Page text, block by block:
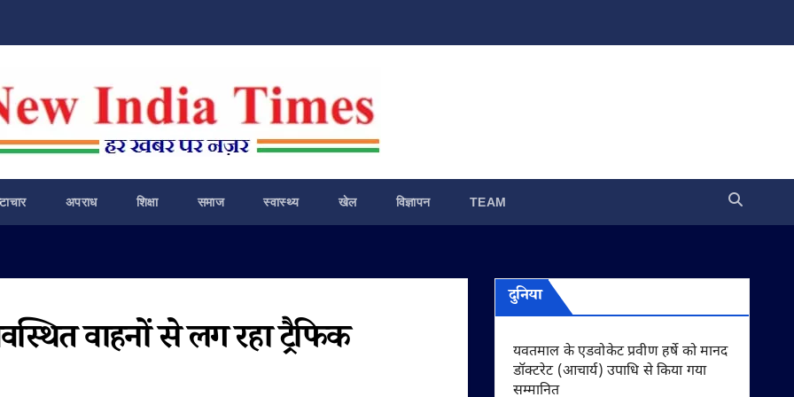
अपराध शिक्षा समाज स्वास्थ्य खेल विज्ञापन TEAM
वाहनों से लग रहा ट्रैफिक
दुनिया
यवतमाल के एडवोकेट प्रवीण हर्षे को मानद
डॉक्टरेट (आचार्य) उपाधि से किया गया
सम्मानित